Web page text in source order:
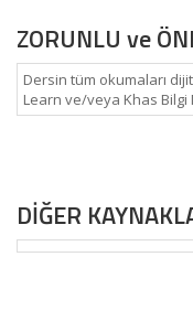
ZORUNLU ve
Dersin tüm okumaları
Learn ve/veya Khas Bilgi
DİĞER